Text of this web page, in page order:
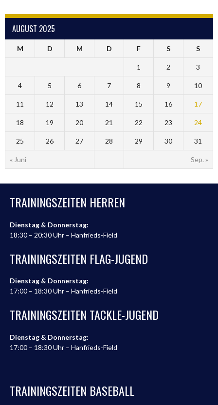
AUGUST 2025
M D M D F S S
« Juni Sep. »
1 2 3
4 5 6 7 8 9 10
11 12 13 14 15 16 17
18 19 20 21 22 23 24
25 26 27 28 29 30 31
TRAININGSZEITEN HERREN
Dienstag & Donnerstag:
18:30 – 20:30 Uhr – Hanfrieds-Field
TRAININGSZEITEN FLAG-JUGEND
Dienstag & Donnerstag:
17:00 – 18:30 Uhr – Hanfrieds-Field
TRAININGSZEITEN TACKLE-JUGEND
Dienstag & Donnerstag:
17:00 – 18:30 Uhr – Hanfrieds-Field
TRAININGSZEITEN BASEBALL